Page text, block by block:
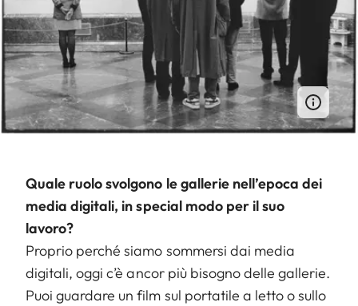
Quale ruolo svolgono le gallerie nell’epoca dei
media digitali, in special modo per il suo
lavoro?
Proprio perché siamo sommersi dai media
digitali, oggi c’è ancor più bisogno delle gallerie.
Puoi guardare un film sul portatile a letto o sullo